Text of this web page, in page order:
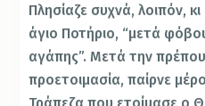
Πλησίαζε συχνά, λοιπόν,
άγιο Ποτήριο, “μετά
αγάπης”. Μετά την
προετοιμασία, παίρνε